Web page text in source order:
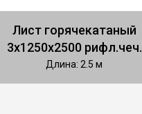
Лист горячекатаный
3х1250х2500 рифл.чеч.
Длина: 2.5 м